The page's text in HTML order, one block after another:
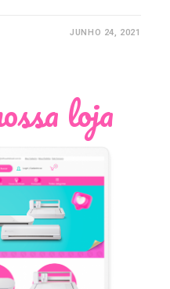
JUNHO 24, 2021
loja